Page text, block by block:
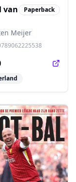
van
Paperback
Meijer